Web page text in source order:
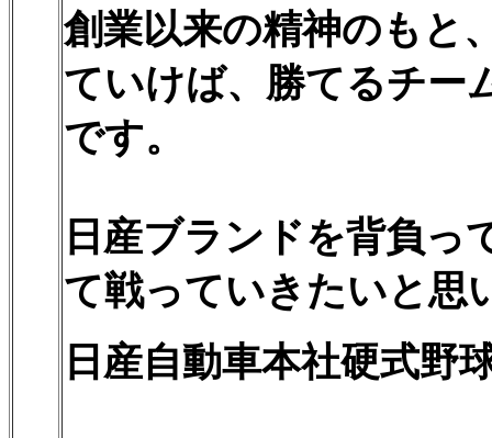
創業以来の精神のもと
ていけば、勝てるチー
です。
日産ブランドを背負っ
て戦っていきたいと思
日産自動車本社硬式野